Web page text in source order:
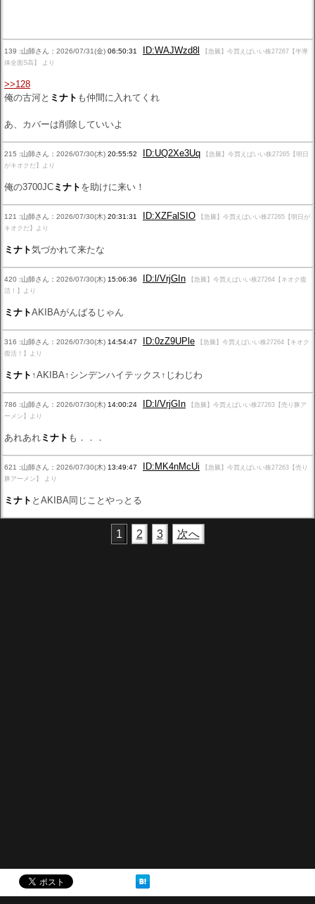
139 :山師さん：2026/07/31(金) 06:50:31 ID:WAJWzd8l
【急騰】今買えばいい株27267【半導
体全面S高】 より
>>128
俺の古河と ミナト も仲間に入れてくれ
あ、カバーは削除していいよ
215 :山師さん：2026/07/30(木) 20:55:52 ID:UQ2Xe3Uq
【急騰】今買えばいい株27265【明日
がキオクだ】より
俺の3700JC ミナト を助けに来い！
121 :山師さん：2026/07/30(木) 20:31:31 ID:XZFalSIO
【急騰】今買えばいい株27265【明日が
キオクだ】より
ミナト気づかれて来たな
420 :山師さん：2026/07/30(木) 15:06:36 ID:l/VrjGIn
【急騰】今買えばいい株27264【キオク復
活！】より
ミナトAKIBAがんばるじゃん
316 :山師さん：2026/07/30(木) 14:54:47 ID:0zZ9UPle
【急騰】今買えばいい株27264【キオク
復活！】より
ミナト ↑AKIBA↑シンデンハイテックス↑じわじわ
786 :山師さん：2026/07/30(木) 14:00:24 ID:l/VrjGIn
【急騰】今買えばいい株27263【売り豚ア
ーメン】より
あれあれ ミナト も．．．
621 :山師さん：2026/07/30(木) 13:49:47 ID:MK4nMcUi
【急騰】今買えばいい株27263【売り
豚アーメン】 より
ミナト とAKIBA同じことやっとる
1 2 3 次へ